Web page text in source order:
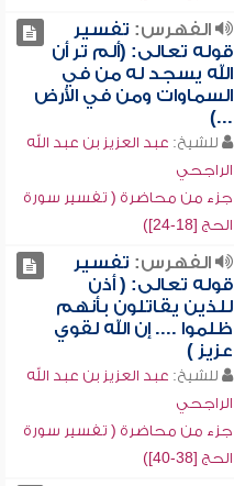
الفهرس: تفسير
قوله تعالى: (ألم تر أن
الله يسجد له من في
السماوات ومن في الأرض
...)
للشيخ: عبد العزيز بن عبد الله
الراجحي
جزء من محاضرة ( تفسير سورة
الحج [18-24])
الفهرس: تفسير
قوله تعالى: ( أذن
للذين يقاتلون بأنهم
ظلموا .... إن الله لقوي
عزيز )
للشيخ: عبد العزيز بن عبد الله
الراجحي
جزء من محاضرة ( تفسير سورة
الحج [38-40])